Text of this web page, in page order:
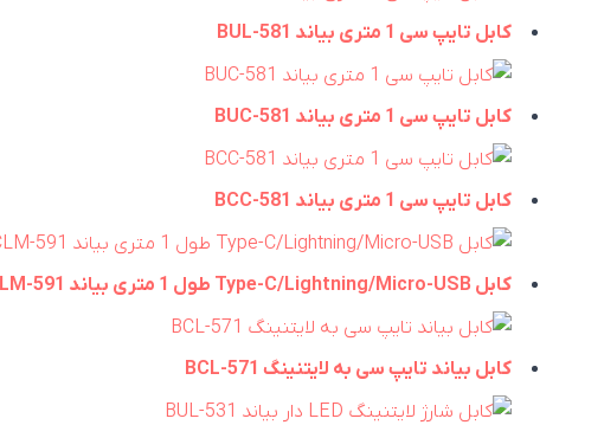
کابل تایپ سی 1 متری بیاند BUL-581
کابل تایپ سی 1 متری بیاند BUC-581
کابل تایپ سی 1 متری بیاند BCC-581
کابل Type-C/Lightning/Micro-USB طول 1 متری بیاند BUCLM-591
کابل بیاند تایپ سی به لایتنینگ BCL-571